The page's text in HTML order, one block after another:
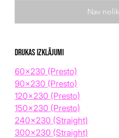
Nav
Drukas izklājumi
60x230 (Presto)
90x230 (Presto)
120x230 (Presto)
150x230 (Presto)
240x230 (Straight)
300x230 (Straight)